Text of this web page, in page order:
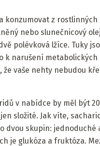
konzumovat z rostlinných
nebo slunečnicový
polévková lžíce. Tuky
k narušení metabolických
že vaše nehty nebudou
v nabídce by měl být
složité. Jak víte,
dvou skupin: jednoduché
je glukóza a fruktóza.